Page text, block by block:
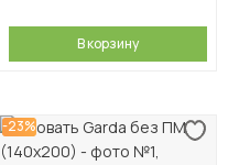
В корзину
-23%